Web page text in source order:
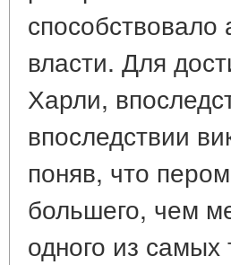
власти. Для
Харли,
впоследствии
поняв, что
большего, чем
одного из